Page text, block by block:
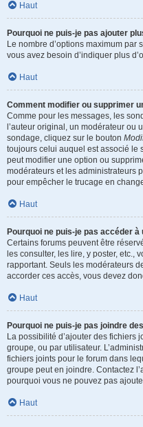
Haut
Pourquoi ne puis-je pas ajouter
Le nombre d’options maximum par
vous avez besoin d’indiquer plus
Haut
Comment modifier ou supprimer
Comme pour les messages, les
l’auteur original, un modérateur ou
sondage, cliquez sur le bouton
toujours celui auquel est associé le
peut modifier une option ou
modérateurs et les administrateurs
pour empêcher le trucage en
Haut
Pourquoi ne puis-je pas accéder à
Certains forums peuvent être
les consulter, les lire, y poster, etc.,
rapportant. Seuls les modérateurs
accorder ces accès, vous devez
Haut
Pourquoi ne puis-je pas joindre
La possibilité d’ajouter des fichiers
groupe, ou par utilisateur.
fichiers joints pour le forum dans
groupe peut en joindre. Contactez
pourquoi vous ne pouvez pas
Haut